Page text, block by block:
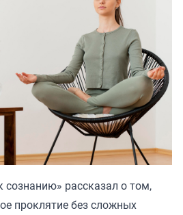
сознанию» рассказал о том,
проклятие без сложных